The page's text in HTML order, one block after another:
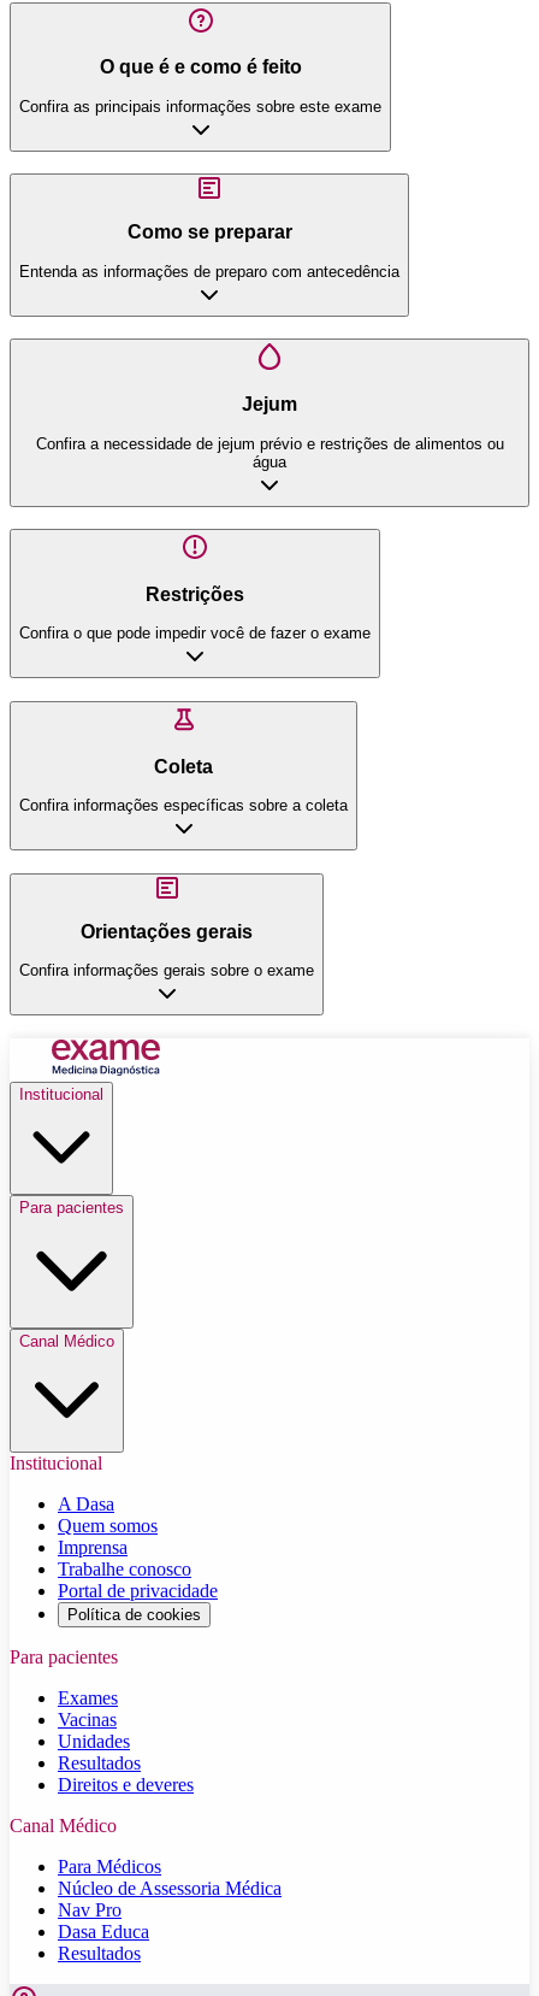
O que é e como é feito
Confira as principais informações sobre este exame
Como se preparar
Entenda as informações de preparo com antecedência
Jejum
Confira a necessidade de jejum prévio e restrições de alimentos ou
água
Restrições
Confira o que pode impedir você de fazer o exame
Coleta
Confira informações específicas sobre a coleta
Orientações gerais
Confira informações gerais sobre o exame
Institucional
Para pacientes
Canal Médico
Institucional
A Dasa
Quem somos
Imprensa
Trabalhe conosco
Portal de privacidade
Política de cookies
Para pacientes
Exames
Vacinas
Unidades
Resultados
Direitos e deveres
Canal Médico
Para Médicos
Núcleo de Assessoria Médica
Nav Pro
Dasa Educa
Resultados